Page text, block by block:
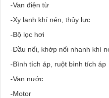
-Van điện từ
-Xy lanh khí nén, thủy lực
-Bộ lọc hơi
-Đầu nối, khớp nối nhanh khí
-Bình tích áp, ruột bình tích áp
-Van nước
-Motor